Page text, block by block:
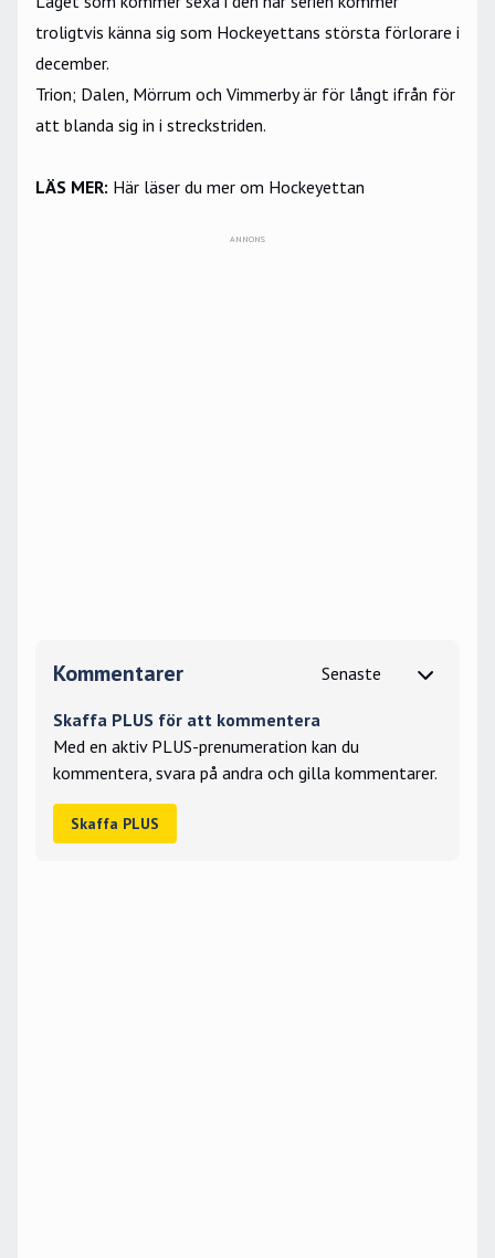
troligtvis känna sig som Hockeyettans största förlorare i
december.
Trion; Dalen, Mörrum och Vimmerby är för långt ifrån för
att blanda sig in i streckstriden.
LÄS MER: Här läser du mer om Hockeyettan
Kommentarer
Skaffa PLUS för att kommentera
Med en aktiv PLUS-prenumeration kan du
kommentera, svara på andra och gilla kommentarer.
Skaffa PLUS